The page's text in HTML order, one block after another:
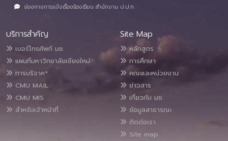
ช่องทางการแจ้งเรื่องร้องเรียน สำนักงาน ป.ป.ท.
บริการสำคัญ
เบอร์โทรศัพท์ มช.
แผนที่มหาวิทยาลัยเชียงใหม่
การบริจาค*
CMU MAIL
CMU MIS
สำหรับเจ้าหน้าที่
Site Map
หลักสูตร
การศึกษา
คณะและหน่วยงาน
ข่าวสาร
เกี่ยวกับ มช.
ข้อมูลสาธารณะ
ติดต่อเรา
Site map